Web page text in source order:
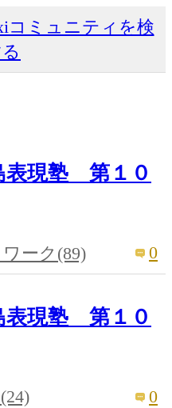
コミュニティを検
現塾 第１０
ーク(89) 0
現塾 第１０
0